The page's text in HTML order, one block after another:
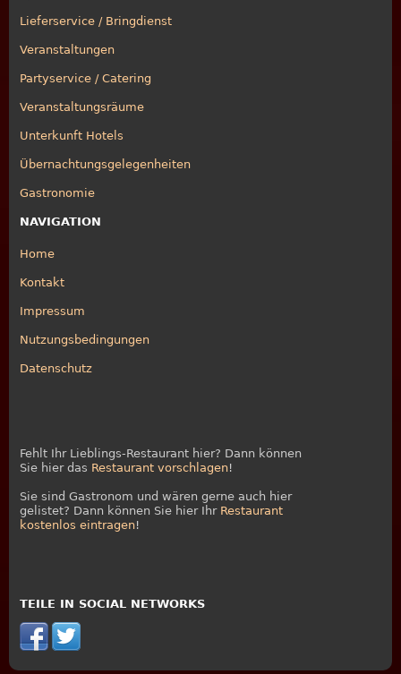
Lieferservice / Bringdienst
Veranstaltungen
Partyservice / Catering
Veranstaltungsräume
Unterkunft Hotels
Übernachtungsgelegenheiten
Gastronomie
NAVIGATION
Home
Kontakt
Impressum
Nutzungsbedingungen
Datenschutz
Fehlt Ihr Lieblings-Restaurant hier? Dann können
Sie hier das Restaurant vorschlagen!
Sie sind Gastronom und wären gerne auch hier
gelistet? Dann können Sie hier Ihr Restaurant
kostenlos eintragen!
TEILE IN SOCIAL NETWORKS